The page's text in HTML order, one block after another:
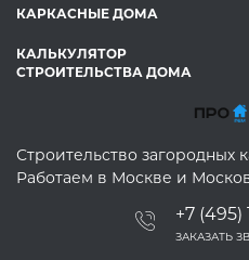
КАРКАСНЫЕ ДОМА
КАЛЬКУЛЯТОР
СТРОИТЕЛЬСТВА ДОМА
Строительство загородных
Работаем в Москве и
+7 (495)
ЗАКАЗАТЬ